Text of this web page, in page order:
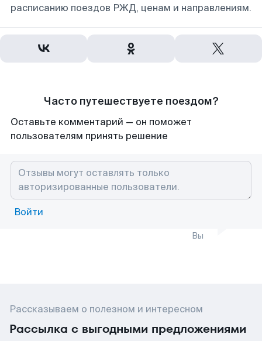
расписанию поездов РЖД, ценам и направлениям.
Часто путешествуете поездом?
Оставьте комментарий — он поможет
пользователям принять решение
Войти
Вы
Рассказываем о полезном и интересном
Рассылка с выгодными предложениями